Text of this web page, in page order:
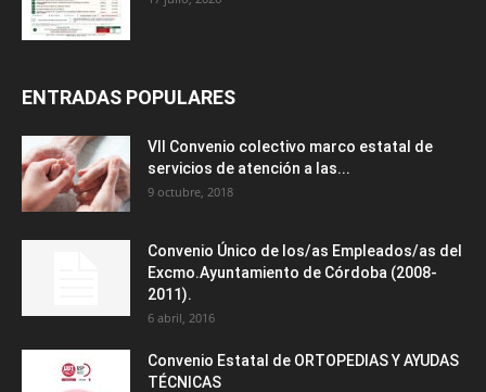
ENTRADAS POPULARES
VII Convenio colectivo marco estatal de
servicios de atención a las...
9 octubre, 2018
Convenio Único de los/as Empleados/as del
Excmo.Ayuntamiento de Córdoba (2008-
2011).
6 abril, 2016
Convenio Estatal de ORTOPEDIAS Y AYUDAS
TÉCNICAS